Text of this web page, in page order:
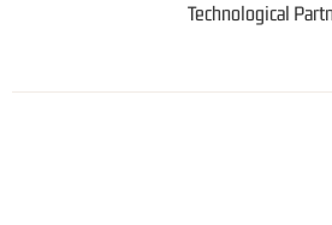
Technological